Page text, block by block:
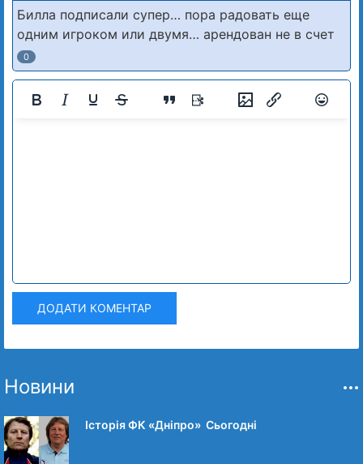
Билла подписали супер… пора радовать еще
одним игроком или двумя… арендован не в счет
0
ДОДАТИ КОМЕНТАР
Новини
Історія ФК «Дніпро» Сьогодні